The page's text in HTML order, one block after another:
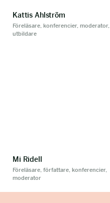
Kattis Ahlström
Föreläsare, konferencier, moderator,
utbildare
Mi Ridell
Föreläsare, författare, konferencier,
moderator